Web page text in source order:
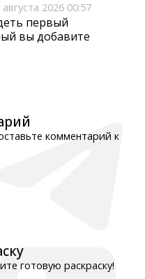
августа 2026 00:57
первый
вы добавите
комментарий к
готовую раскраску!